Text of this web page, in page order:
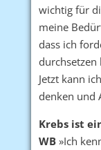
wichtig für
meine
dass ich
durchsetzen
Jetzt kann
denken und
Krebs ist
WB»Ich